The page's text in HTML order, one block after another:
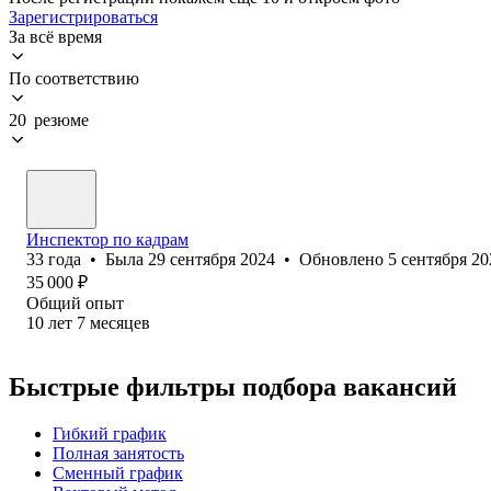
Зарегистрироваться
За всё время
По соответствию
20 резюме
Инспектор по кадрам
33 года • Была 29 сентября 2024 • Обновлено 5 сентября
35 000 ₽
Общий опыт
10 лет 7 месяцев
Быстрые фильтры подбора вакансий
Гибкий график
Полная занятость
Сменный график